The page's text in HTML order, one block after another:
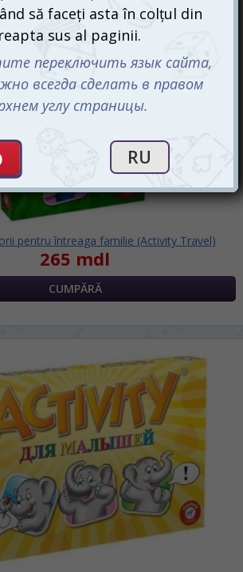
pentru întreaga familie (Activity Travel)
265 mdl